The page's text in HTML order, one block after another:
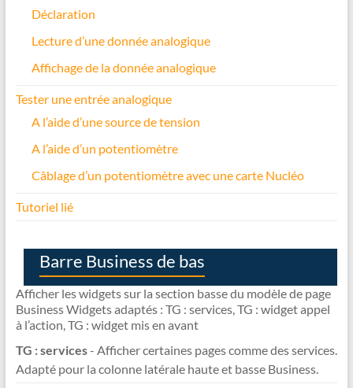
Déclaration
Lecture d’une donnée analogique
Affichage de la donnée analogique
Tester une entrée analogique
A l’aide d’une source de tension
A l’aide d’un potentiomètre
Câblage d’un potentiomètre avec une carte Nucléo
Tutoriel lié
Barre Business de bas
Afficher les widgets sur la section basse du modèle de page
Business Widgets adaptés : TG : services, TG : widget appel
à l’action, TG : widget mis en avant
TG : services- Afficher certaines pages comme des services.
Adapté pour la colonne latérale haute et basse Business.